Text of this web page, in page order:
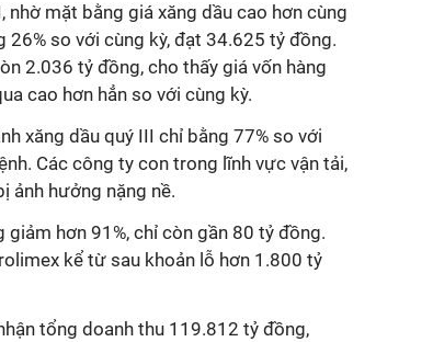
mặt bằng giá xăng dầu cao hơn cùng
26% so với cùng kỳ, đạt 34.625 tỷ đồng.
2.036 tỷ đồng, cho thấy giá vốn hàng
cao hơn hẳn so với cùng kỳ.
xăng dầu quý III chỉ bằng 77% so với
Các công ty con trong lĩnh vực vận tải,
ảnh hưởng nặng nề.
hơn 91%, chỉ còn gần 80 tỷ đồng.
kể từ sau khoản lỗ hơn 1.800 tỷ
tổng doanh thu 119.812 tỷ đồng,